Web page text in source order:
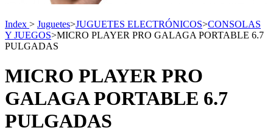
Index > Juguetes>JUGUETES ELECTRÓNICOS>CONSOLAS
Y JUEGOS>MICRO PLAYER PRO GALAGA PORTABLE 6.7
PULGADAS
MICRO PLAYER PRO
GALAGA PORTABLE 6.7
PULGADAS